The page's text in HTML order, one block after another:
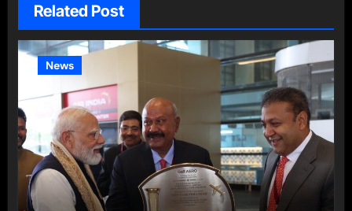
Related Post
News